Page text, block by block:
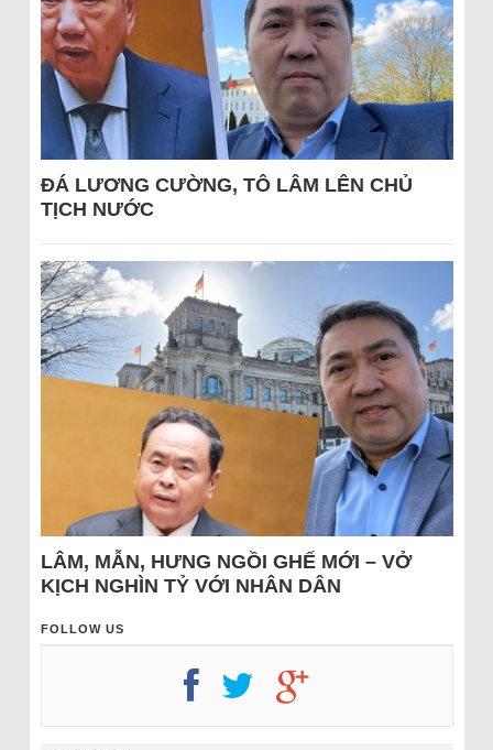
ĐÁ LƯƠNG CƯỜNG, TÔ LÂM LÊN CHỦ
TỊCH NƯỚC
LÂM, MẪN, HƯNG NGỒI GHẾ MỚI – VỞ
KỊCH NGHÌN TỶ VỚI NHÂN DÂN
FOLLOW US